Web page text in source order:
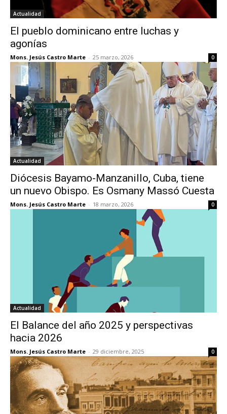
Actualidad
El pueblo dominicano entre luchas y
agonías
Mons. Jesús Castro Marte - 25 marzo, 2026 0
Actualidad
Diócesis Bayamo-Manzanillo, Cuba, tiene
un nuevo Obispo. Es Osmany Massó Cuesta
Mons. Jesús Castro Marte - 18 marzo, 2026 0
Actualidad
El Balance del año 2025 y perspectivas
hacia 2026
Mons. Jesús Castro Marte - 29 diciembre, 2025 0